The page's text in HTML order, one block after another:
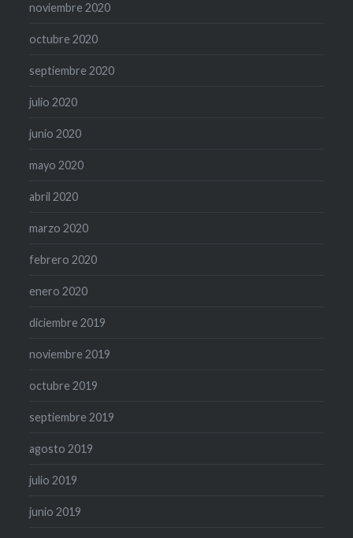
noviembre 2020
octubre 2020
septiembre 2020
julio 2020
junio 2020
mayo 2020
abril 2020
marzo 2020
febrero 2020
enero 2020
diciembre 2019
noviembre 2019
octubre 2019
septiembre 2019
agosto 2019
julio 2019
junio 2019